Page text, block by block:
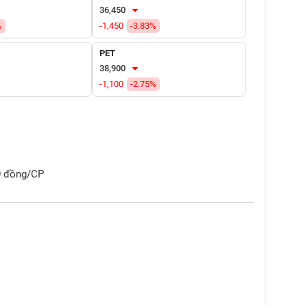
36,450
-1,450
-3.83%
PET
38,900
-1,100
-2.75%
đồng/CP